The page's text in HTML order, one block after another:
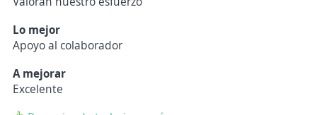
Lo mejor
Apoyo al colaborador
A mejorar
Excelente